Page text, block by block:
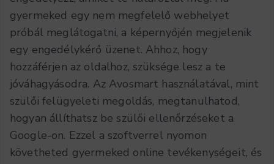
gyermeked egy nem megfelelő webhelyet
próbál meglátogatni, a képernyőjén megjelenik
egy engedélykérő üzenet. Ahhoz, hogy
hozzáférjen az oldalhoz, szüksége lesz a te
jóváhagyásodra. Az Avosmart használatával, mint
szülői felügyeleti megoldás, megtanulhatod,
hogyan állíthatsz be szülői ellenőrzéseket a
Google-on. Ezzel a szoftverrel nyomon
követheted gyermeked online tevékenységeit, és